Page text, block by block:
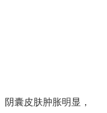
囊皮肤肿胀明显，